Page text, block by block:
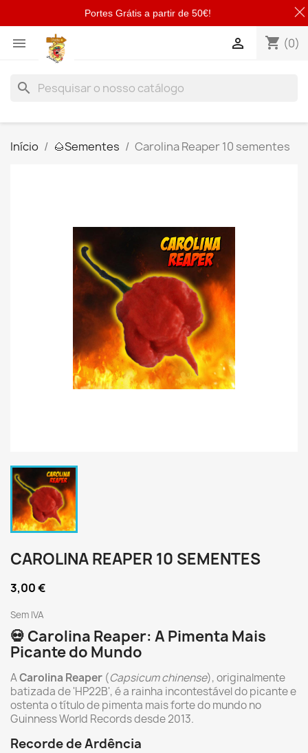
 shopping_cart (0)

search
Início 🌰​Sementes Carolina Reaper 10 sementes
CAROLINA REAPER 10 SEMENTES
3,00 €
Sem IVA
💀 Carolina Reaper: A Pimenta Mais
Picante do Mundo
ACarolina Reaper (Capsicum chinense), originalmente
batizada de 'HP22B', é a rainha incontestável do picante e
ostenta o título de pimenta mais forte do mundo no
Guinness World Records desde 2013.
Recorde de Ardência
Portes Grátis a partir de 50€!